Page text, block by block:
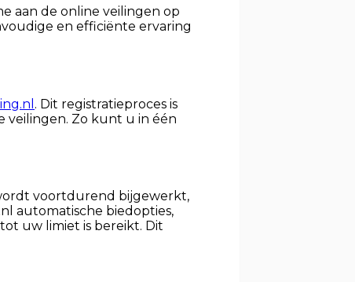
aan de online veilingen op
en efficiënte ervaring
. Dit registratieproces is
veilingen. Zo kunt u in één
voortdurend bijgewerkt,
automatische biedopties,
uw limiet is bereikt. Dit